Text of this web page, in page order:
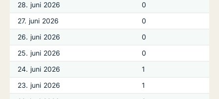
28. juni 2026
0
27. juni 2026
0
26. juni 2026
0
25. juni 2026
0
24. juni 2026
1
23. juni 2026
1